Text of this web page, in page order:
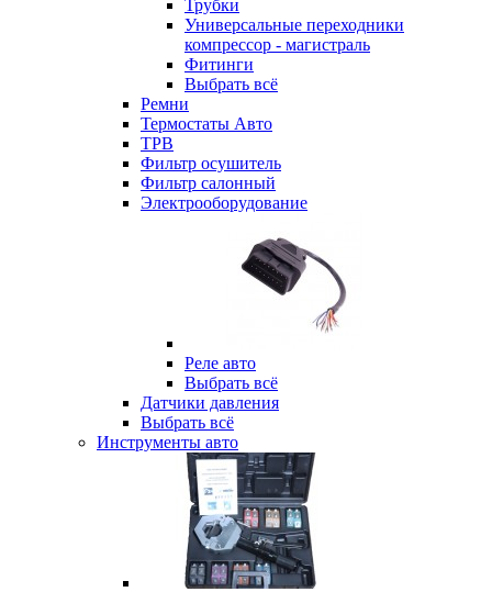
Трубки
Универсальные переходники
компрессор - магистраль
Фитинги
Выбрать всё
Ремни
Термостаты Авто
ТРВ
Фильтр осушитель
Фильтр салонный
Электрооборудование
Реле авто
Выбрать всё
Датчики давления
Выбрать всё
Инструменты авто